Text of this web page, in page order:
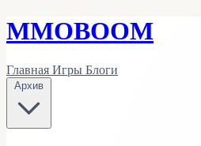
MMOBOOM
Главная Игры Блоги
Архив